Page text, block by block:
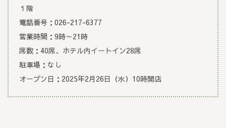
１階
電話番号：026-217-6377
営業時間：9時～21時
席数：40席、ホテル内イートイン28席
駐車場：なし
オープン日：2025年2月26日（水）10時開店